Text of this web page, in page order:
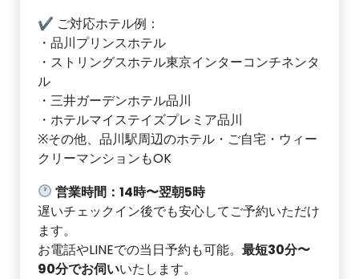
✔ ご対応ホテル例：
・品川プリンスホテル
・ストリングスホテル東京インターコンチネンタ
ル
・三井ガーデンホテル品川
・ホテルマイステイズプレミア品川
※その他、品川駅周辺のホテル・ご自宅・ウィー
クリーマンションもOK
営業時間：14時〜翌朝5時
遅いチェックイン後でも安心してご予約いただけ
ます。
お電話やLINEでの当日予約も可能。 最短30分〜
90分でお伺いいたします。